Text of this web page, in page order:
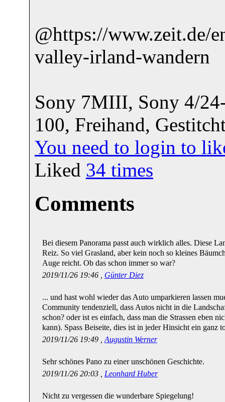
@https://www.zeit.de/
valley-irland-wandern
Sony 7MIII, Sony 4/
100, Freihand,
You need to login to
Liked 34 times
Comments
Bei diesem Panorama passt auch wirklich alles. Diese
Reiz. So viel Grasland, aber kein noch so kleines
Auge reicht. Ob das schon immer so war?
2019/11/26 19:46 , Günter Diez
... und hast wohl wieder das Auto umparkieren lassen
Community tendenziell, dass Autos nicht in die
schon? oder ist es einfach, dass man die Strassen eben
kann). Spass Beiseite, dies ist in jeder Hinsicht ein ganz
2019/11/26 19:49 , Augustin Werner
Sehr schönes Pano zu einer unschönen Geschichte.
2019/11/26 20:03 , Leonhard Huber
Nicht zu vergessen die wunderbare Spiegelung!